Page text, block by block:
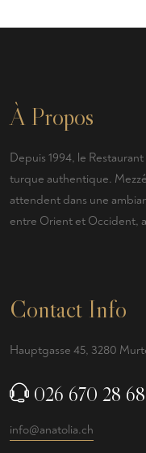
À Propos
Depuis 1994, le
turque authentique.
attendent dans une
entre Orient et Occident,
Contact Info
Hauptgasse 45, 3280
026 670 28 68
info@anatolia.ch